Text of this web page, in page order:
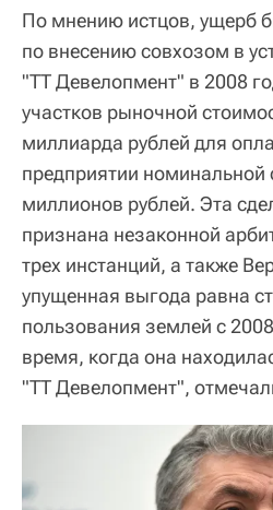
По мнению истцов, ущерб
по внесению совхозом в
"ТТ Девелопмент" в 2008
участков рыночной
миллиарда рублей для
предприятии номинальной
миллионов рублей. Эта
признана незаконной
трех инстанций, а также
упущенная выгода равна
пользования землей с
время, когда она
"ТТ Девелопмент",